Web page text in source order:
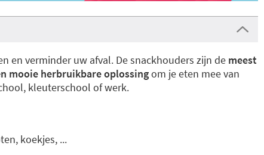
en verminder uw afval. De snackhouders zijn de meest
mooie herbruikbare oplossingom je eten mee van
kleuterschool of werk.
koekjes, ...